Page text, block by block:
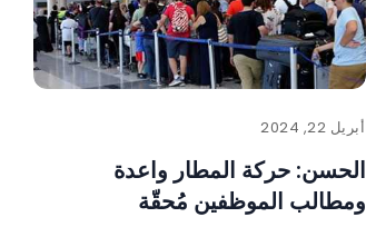
أبريل 22, 2024
الحسن: حركة المطار واعدة
ومطالب الموظفين مُحقّة